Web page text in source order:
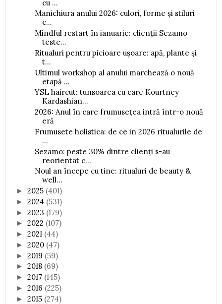
cu ...
Manichiura anului 2026: culori, forme și stiluri
c...
Mindful restart în ianuarie: clienții Sezamo
teste...
Ritualuri pentru picioare ușoare: apă, plante și
t...
Ultimul workshop al anului marchează o nouă
etapă ...
YSL haircut: tunsoarea cu care Kourtney
Kardashian...
2026: Anul în care frumusețea intră într-o nouă
eră
Frumusete holistica: de ce in 2026 ritualurile de
...
Sezamo: peste 30% dintre clienți s-au
reorientat c...
Noul an începe cu tine: ritualuri de beauty &
well...
►2025 (401)
►2024 (531)
►2023 (179)
►2022 (107)
►2021 (44)
►2020 (47)
►2019 (59)
►2018 (69)
►2017 (145)
►2016 (225)
►2015 (274)